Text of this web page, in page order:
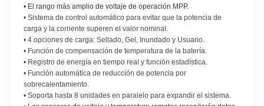
• El rango más amplio de voltaje de operación MPP.
• Sistema de control automático para evitar que la potencia de
carga y la corriente superen el valor nominal.
• 4 opciones de carga: Sellado, Gel, Inundado y Usuario.
• Función de compensación de temperatura de la batería.
• Registro de energía en tiempo real y función estadística.
• Función automática de reducción de potencia por
sobrecalentamiento.
• Soporta hasta 8 unidades en paralelo para expandir el sistema.